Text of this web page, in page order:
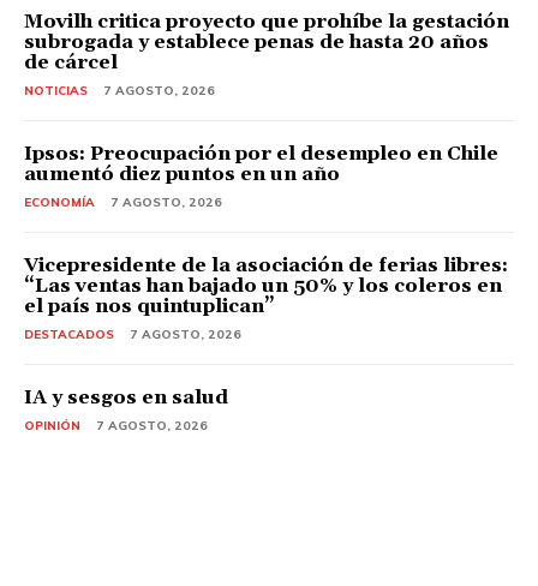
Movilh critica proyecto que prohíbe la gestación
subrogada y establece penas de hasta 20 años
de cárcel
NOTICIAS 7 AGOSTO, 2026
Ipsos: Preocupación por el desempleo en Chile
aumentó diez puntos en un año
ECONOMÍA 7 AGOSTO, 2026
Vicepresidente de la asociación de ferias libres:
“Las ventas han bajado un 50% y los coleros en
el país nos quintuplican”
DESTACADOS 7 AGOSTO, 2026
IA y sesgos en salud
OPINIÓN 7 AGOSTO, 2026